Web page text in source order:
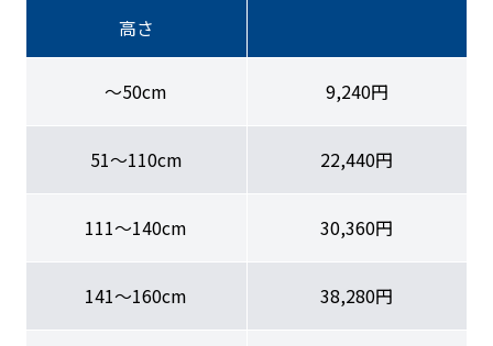
高さ
〜50cm 9,240円
51〜110cm 22,440円
111〜140cm 30,360円
141〜160cm 38,280円